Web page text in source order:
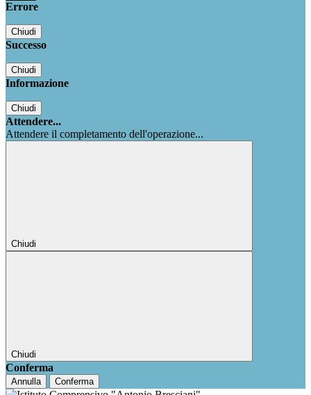
Errore
Chiudi
Successo
Chiudi
Informazione
Chiudi
Attendere...
Attendere il completamento dell'operazione...
Chiudi
Chiudi
Conferma
Annulla Conferma